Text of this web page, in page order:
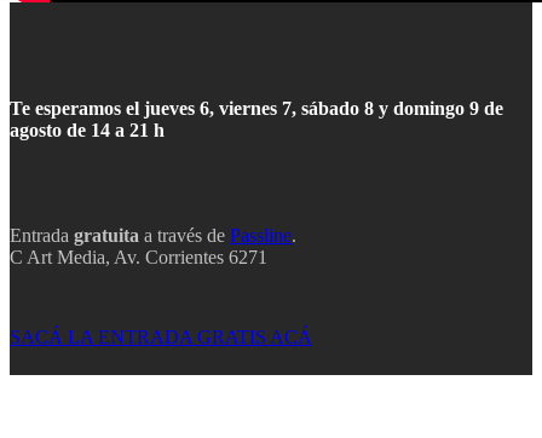
Te esperamos el jueves 6, viernes 7, sábado 8 y domingo 9 de
agosto de 14 a 21 h
Entrada gratuita a través de Passline.
C Art Media, Av. Corrientes 6271
SACÁ LA ENTRADA GRATIS ACÁ